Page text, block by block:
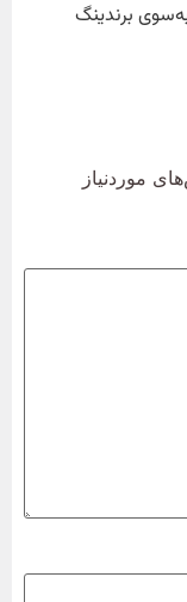
برندینگ
موردنیاز